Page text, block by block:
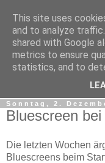
tobsen.de
Dinge die das Leben
Sonntag, 2.
Bluescreen
Die letzten Wochen
Bluescreens beim
This site uses
and to analyze
shared with Google
metrics to ensure
statistics, and to